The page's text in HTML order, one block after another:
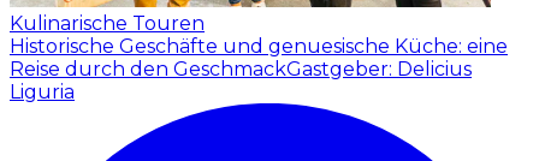
Kulinarische Touren
Historische Geschäfte und genuesische Küche: eine
Reise durch den GeschmackGastgeber: Delicius
Liguria